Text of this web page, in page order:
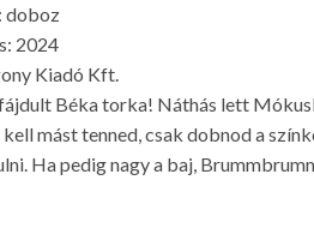
doboz
2024
Kiadó Kft.
Béka torka! Náthás lett
mást tenned, csak dobnod a
Ha pedig nagy a baj,